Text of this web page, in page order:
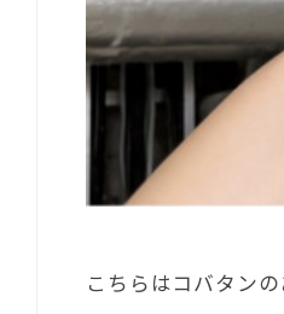
こちらはコバタンの